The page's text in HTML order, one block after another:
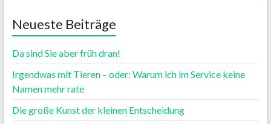
Neueste Beiträge
Da sind Sie aber früh dran!
Irgendwas mit Tieren – oder: Warum ich im Service keine
Namen mehr rate
Die große Kunst der kleinen Entscheidung